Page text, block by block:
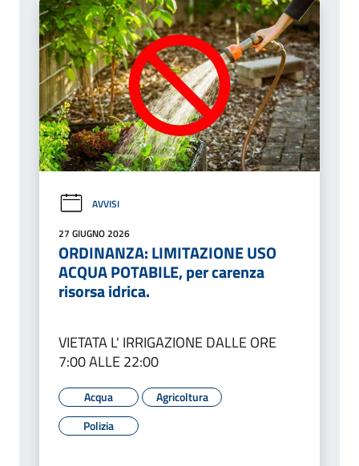
AVVISI
27 GIUGNO 2026
ORDINANZA: LIMITAZIONE USO
ACQUA POTABILE, per carenza
risorsa idrica.
VIETATA L' IRRIGAZIONE DALLE ORE
7:00 ALLE 22:00
Acqua
Agricoltura
Polizia